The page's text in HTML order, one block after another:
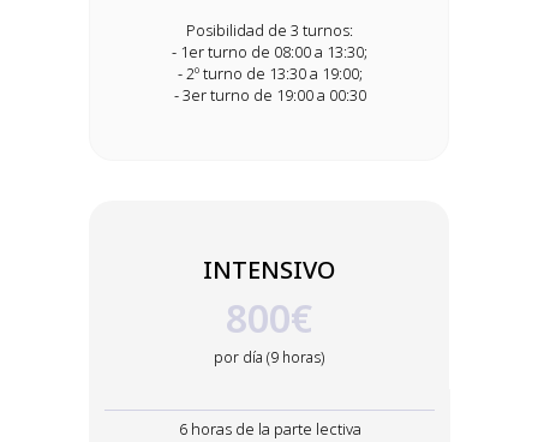
por día (9 horas)
INTENSIVO
6 horas de la parte lectiva
800€
Posibilidad de 3 turnos:
- 1er turno de 08:00 a 13:30;
- 2º turno de 13:30 a 19:00;
- 3er turno de 19:00 a 00:30